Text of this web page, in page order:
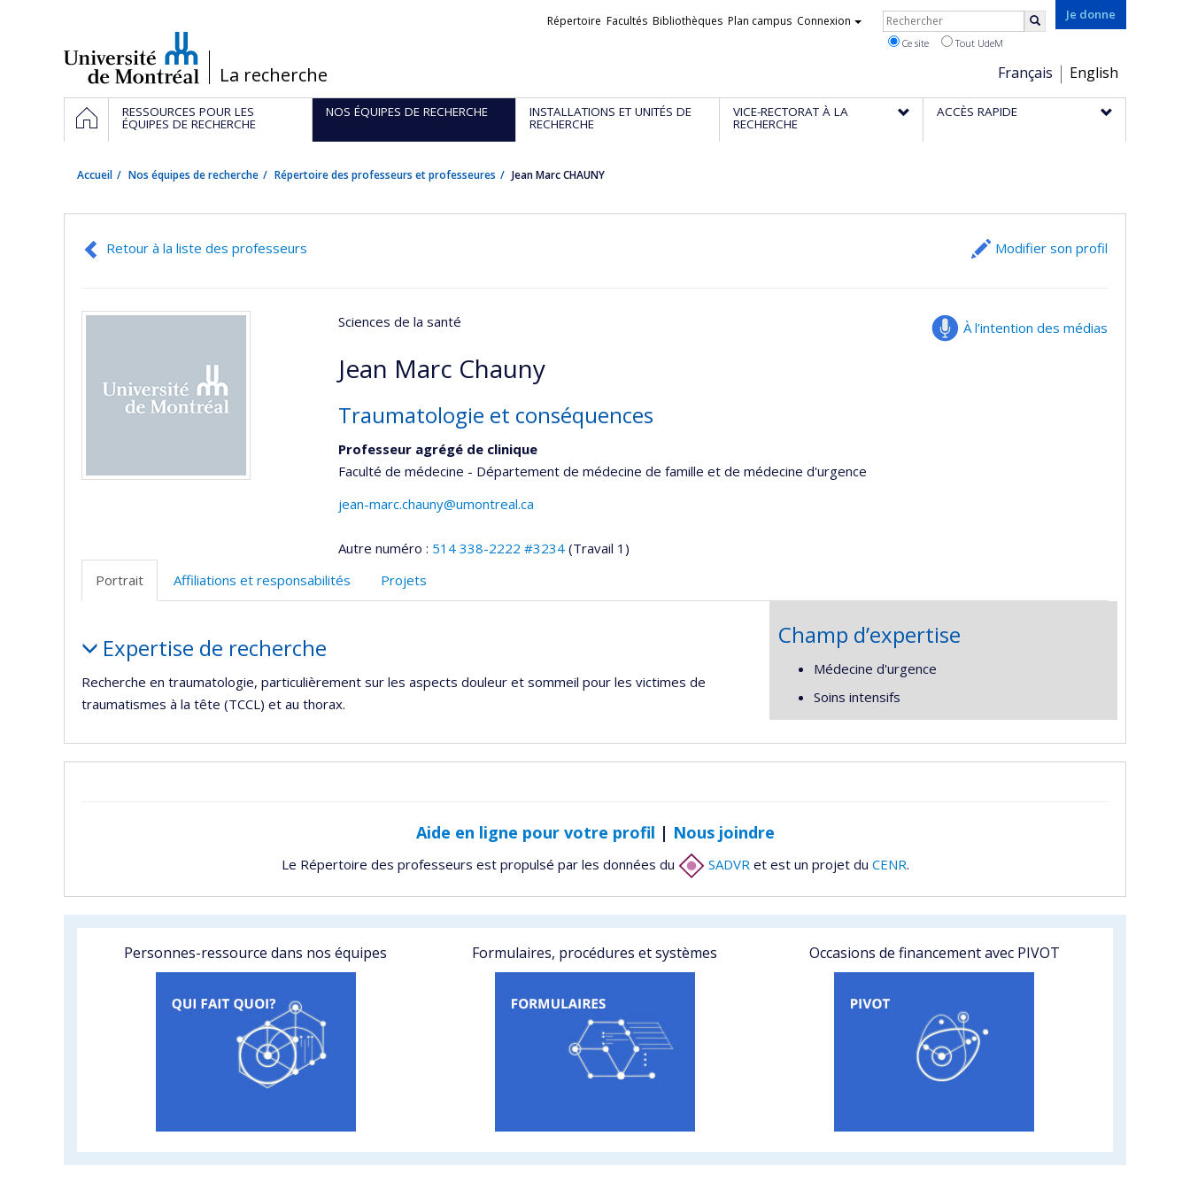
/La recherche
Je donne
Choix
de
la
Français English
Liens
Répertoire Facultés Bibliothèques Plan campus Connexion Rechercher
Ce site Tout UdeM
Navigation
principale
ACCUEILRESSOURCES POUR LES
ÉQUIPES DE RECHERCHE
NOS ÉQUIPES DE RECHERCHE INSTALLATIONS ET UNITÉS DE
RECHERCHE
VICE-RECTORAT À LA
RECHERCHE
ACCÈS RAPIDE
Accueil Nos équipes de recherche Répertoire des professeurs et professeures Jean Marc CHAUNY
Retour à la liste des professeurs Modifier son profil
À l’intention des médias
Sciences de la santé
Jean Marc Chauny
Traumatologie et conséquences
Professeur agrégé de clinique
Faculté de médecine - Département de médecine de famille et de médecine d'urgence
jean-marc.chauny@umontreal.ca
Autre numéro : 514 338-2222 #3234 (Travail 1)
Portrait
Affiliations et responsabilités Projets
Expertise de recherche
Recherche en traumatologie, particulièrement sur les aspects douleur et sommeil pour les victimes de
traumatismes à la tête (TCCL) et au thorax.
Champ d’expertise
Médecine d'urgence
Soins intensifs
Aide en ligne pour votre profil | Nous joindre
Le Répertoire des professeurs est propulsé par les données du SADVR et est un projet du CENR.
Personnes-ressource dans nos équipes Formulaires, procédures et systèmes Occasions de financement avec PIVOT